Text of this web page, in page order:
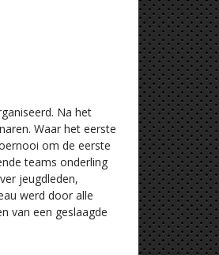
Na het
Waar het eerste
om de eerste
teams onderling
jeugdleden,
werd door alle
van een geslaagde